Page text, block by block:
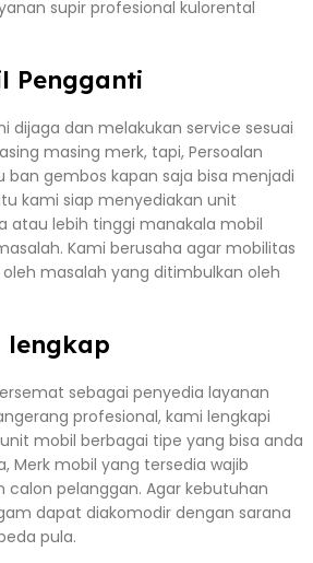
supir profesional kulorental
Pengganti
dijaga dan melakukan service sesuai
masing merk, tapi, Persoalan
ban gembos kapan saja bisa menjadi
kami siap menyediakan unit
atau lebih tinggi manakala mobil
Kami berusaha agar mobilitas
masalah yang ditimbulkan oleh
lengkap
sebagai penyedia layanan
profesional, kami lengkapi
mobil berbagai tipe yang bisa anda
Merk mobil yang tersedia wajib
pelanggan. Agar kebutuhan
dapat diakomodir dengan sarana
pula.